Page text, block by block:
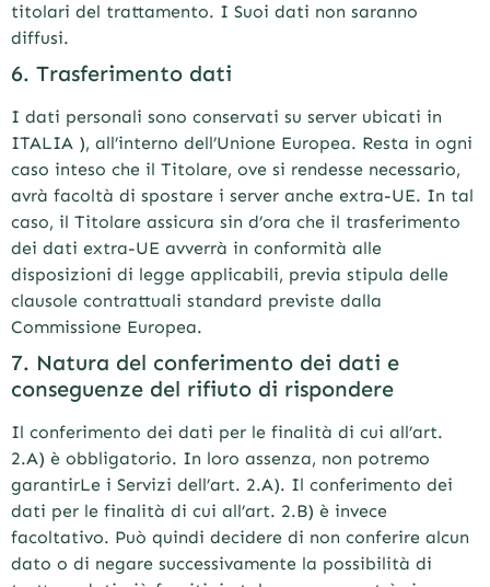
titolari del trattamento. I Suoi dati non saranno
diffusi.
6. Trasferimento dati
I dati personali sono conservati su server ubicati in
ITALIA ), all’interno dell’Unione Europea. Resta in ogni
caso inteso che il Titolare, ove si rendesse necessario,
avrà facoltà di spostare i server anche extra-UE. In tal
caso, il Titolare assicura sin d’ora che il trasferimento
dei dati extra-UE avverrà in conformità alle
disposizioni di legge applicabili, previa stipula delle
clausole contrattuali standard previste dalla
Commissione Europea.
7. Natura del conferimento dei dati e
conseguenze del rifiuto di rispondere
Il conferimento dei dati per le finalità di cui all’art.
2.A) è obbligatorio. In loro assenza, non potremo
garantirLe i Servizi dell’art. 2.A). Il conferimento dei
dati per le finalità di cui all’art. 2.B) è invece
facoltativo. Può quindi decidere di non conferire alcun
dato o di negare successivamente la possibilità di